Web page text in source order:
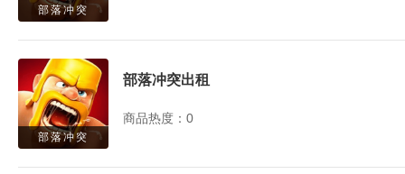
部落冲突
部落冲突
部落冲突出租
商品热度：0